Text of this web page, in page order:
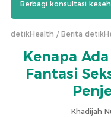
Berbagi konsultasi
detikHealth Berita
Kenapa
Fantasi
Khadijah